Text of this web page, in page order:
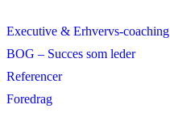
Executive & Erhvervs-coaching
BOG – Succes som leder
Referencer
Foredrag